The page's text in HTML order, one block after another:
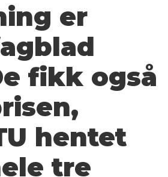
er
fikk også
hentet
tre